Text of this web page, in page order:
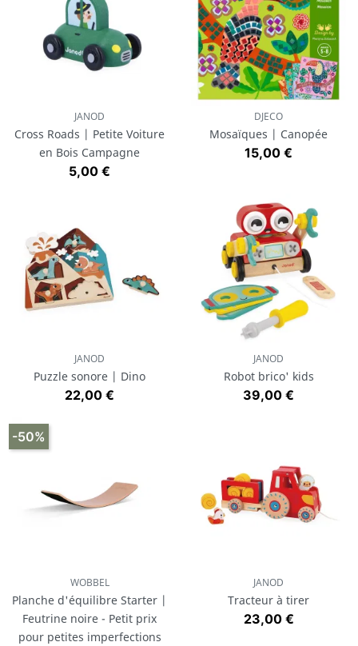
JANOD
Cross Roads | Petite Voiture
en Bois Campagne
Prix
5,00 €
DJECO
Mosaïques | Canopée
Prix
15,00 €
JANOD
Puzzle sonore | Dino
Prix
22,00 €
JANOD
Robot brico' kids
Prix
39,00 €
WOBBEL
Planche d'équilibre Starter |
Feutrine noire - Petit prix
pour petites imperfections
-50%
JANOD
Tracteur à tirer
Prix
23,00 €